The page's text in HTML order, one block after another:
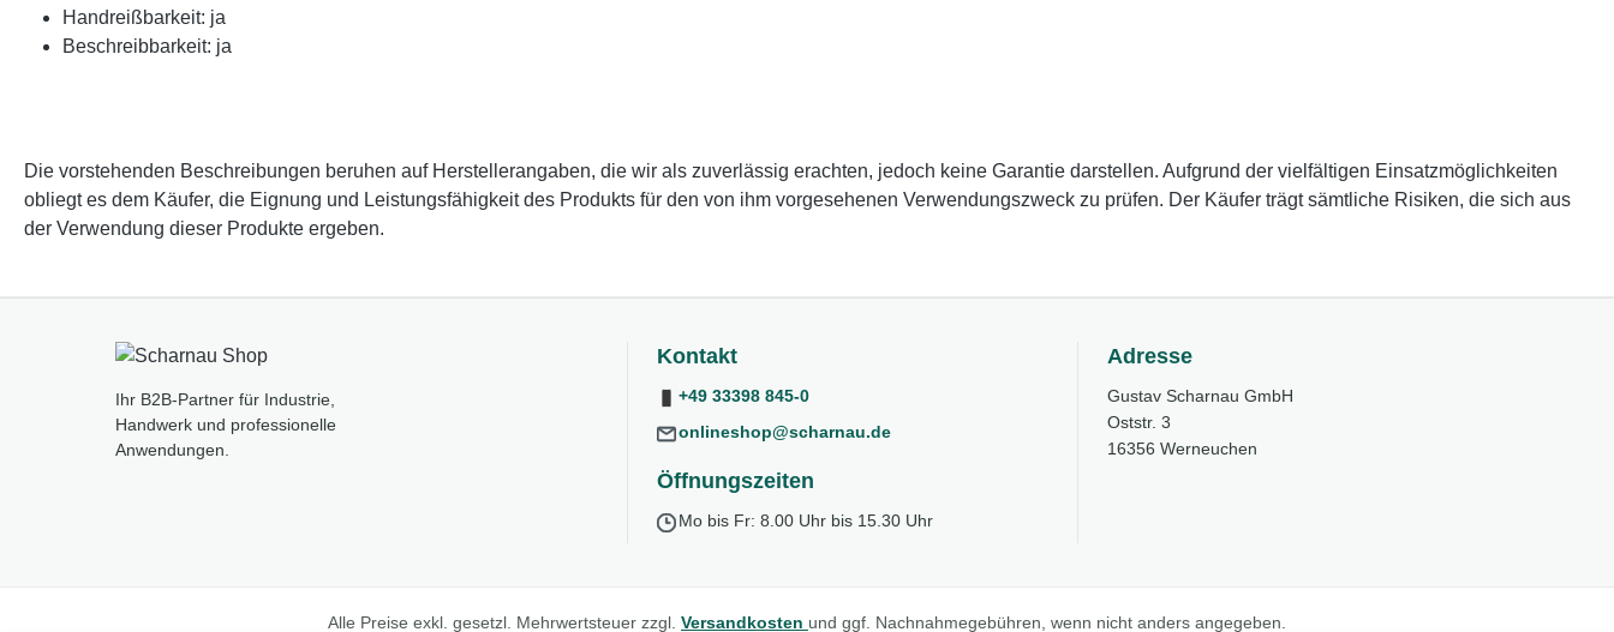
Handreißbarkeit: ja
Beschreibbarkeit: ja
Die vorstehenden Beschreibungen beruhen auf Herstellerangaben, die wir als zuverlässig erachten, jedoch keine Garantie darstellen. Aufgrund der vielfältigen Einsatzmöglichkeiten
obliegt es dem Käufer, die Eignung und Leistungsfähigkeit des Produkts für den von ihm vorgesehenen Verwendungszweck zu prüfen. Der Käufer trägt sämtliche Risiken, die sich aus
der Verwendung dieser Produkte ergeben.
Ihr B2B-Partner für Industrie,
Handwerk und professionelle
Anwendungen.
Kontakt
+49 33398 845-0
onlineshop@scharnau.de
Öffnungszeiten
Mo bis Fr: 8.00 Uhr bis 15.30 Uhr
Adresse
Gustav Scharnau GmbH
Oststr. 3
16356 Werneuchen
Alle Preise exkl. gesetzl. Mehrwertsteuer zzgl. Versandkosten und ggf. Nachnahmegebühren, wenn nicht anders angegeben.